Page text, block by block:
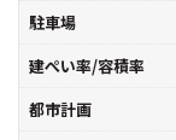
駐車場
建ぺい率/容積率
都市計画